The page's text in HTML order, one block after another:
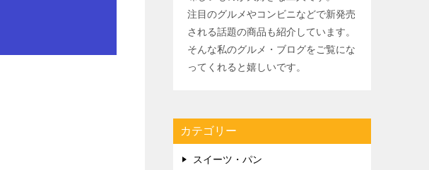
プロフィール